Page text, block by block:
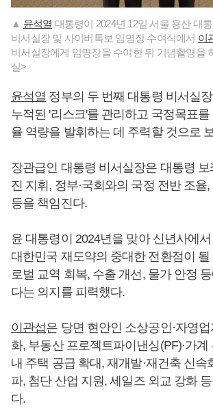
▲ 윤석열 대통령이 2024년 12일 서울 용산 대
비서실장 및 사이버특보 임명장 수여식에서 이
비서실장에게 임명장을 수여한 뒤 기념촬영을
실>
윤석열 정부의 두 번째 대통령 비서실
누적된 '리스크'를 관리하고 국정목표
율 역량을 발휘하는 데 주력할 것으로
장관급인 대통령 비서실장은 대통령
진 지휘, 정부·국회와의 국정 전반 조율
등을 책임진다.
윤 대통령이 2024년을 맞아 신년사에서
대한민국 재도약의 중대한 전환점이 될
로벌 교역 회복, 수출 개선, 물가 안정
다는 의지를 피력했다.
이관섭은 당면 현안인 소상공인·자영
화, 부동산 프로젝트파이낸싱(PF)·가계
내 주택 공급 확대, 재개발·재건축 신속
파, 첨단 산업 지원, 세일즈 외교 강화
다.